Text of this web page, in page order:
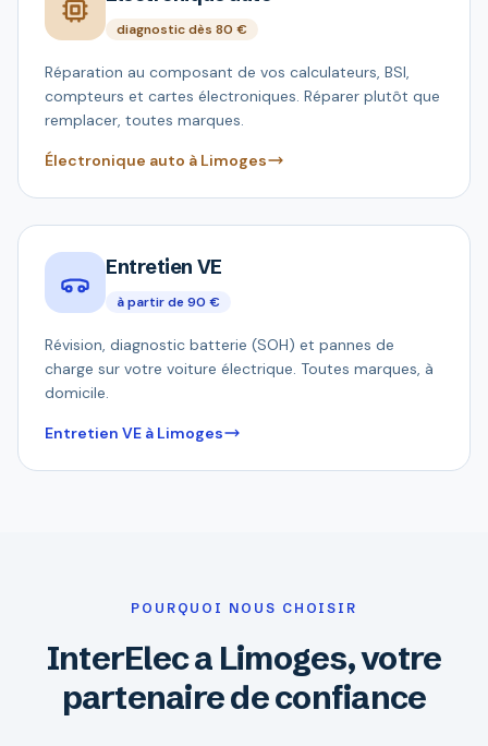
diagnostic dès 80 €
Réparation au composant de vos calculateurs, BSI,
compteurs et cartes électroniques. Réparer plutôt que
remplacer, toutes marques.
Électronique auto à Limoges
Entretien VE
à partir de 90 €
Révision, diagnostic batterie (SOH) et pannes de
charge sur votre voiture électrique. Toutes marques, à
domicile.
Entretien VE à Limoges
POURQUOI NOUS CHOISIR
InterElec a Limoges, votre
partenaire de confiance